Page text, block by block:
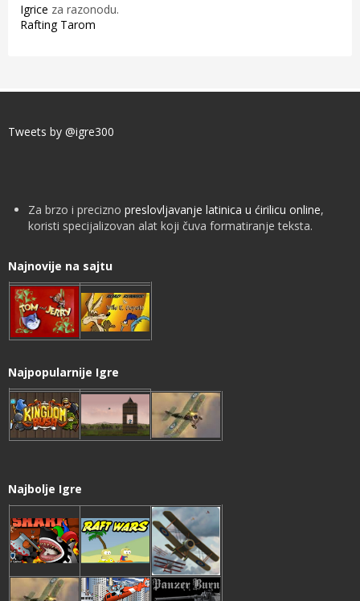
Igrice za razonodu.
Rafting Tarom
Tweets by @igre300
Za brzo i precizno preslovljavanje latinica u ćirilicu online,
koristi specijalizovan alat koji čuva formatiranje teksta.
Najnovije na sajtu
Najpopularnije Igre
Najbolje Igre